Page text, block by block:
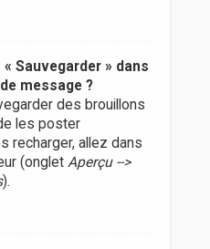
Sauvegarder » dans
message ?
des brouillons
les poster
recharger, allez dans
(onglet Aperçu -->
).